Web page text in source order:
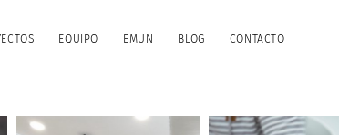
EQUIPO EMUN BLOG CONTACTO